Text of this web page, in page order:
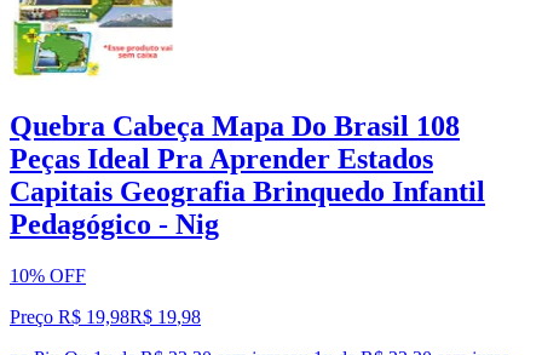
Quebra Cabeça Mapa Do Brasil 108
Peças Ideal Pra Aprender Estados
Capitais Geografia Brinquedo Infantil
Pedagógico - Nig
10% OFF
Preço R$ 19,98R$ 19,98